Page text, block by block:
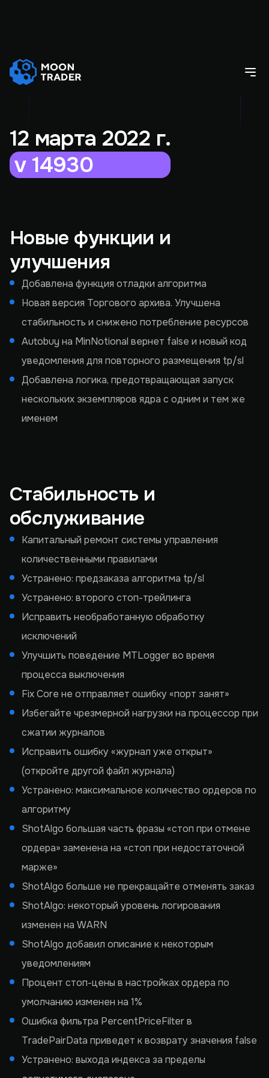
12 марта 2022 г.
v 14930
Новые функции и
улучшения
Добавлена функция отладки алгоритма
Новая версия Торгового архива. Улучшена
стабильность и снижено потребление ресурсов
Autobuy на MinNotional вернет false и новый код
уведомления для повторного размещения tp/sl
Добавлена логика, предотвращающая запуск
нескольких экземпляров ядра с одним и тем же
именем
Стабильность и
обслуживание
Капитальный ремонт системы управления
количественными правилами
Устранено: предзаказа алгоритма tp/sl
Устранено: второго стоп-трейлинга
Исправить необработанную обработку
исключений
Улучшить поведение MTLogger во время
процесса выключения
Fix Core не отправляет ошибку «порт занят»
Избегайте чрезмерной нагрузки на процессор при
сжатии журналов
Исправить ошибку «журнал уже открыт»
(откройте другой файл журнала)
Устранено: максимальное количество ордеров по
алгоритму
ShotAlgo большая часть фразы «стоп при отмене
ордера» заменена на «стоп при недостаточной
марже»
ShotAlgo больше не прекращайте отменять заказ
ShotAlgo: некоторый уровень логирования
изменен на WARN
ShotAlgo добавил описание к некоторым
уведомлениям
Процент стоп-цены в настройках ордера по
умолчанию изменен на 1%
Ошибка фильтра PercentPriceFilter в
TradePairData приведет к возврату значения false
Устранено: выхода индекса за пределы